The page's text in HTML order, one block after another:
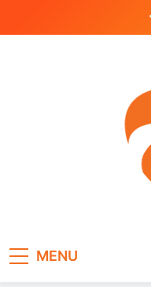
MENU